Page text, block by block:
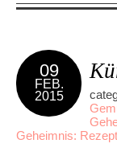
09
FEB.
2015
Geheimnis: